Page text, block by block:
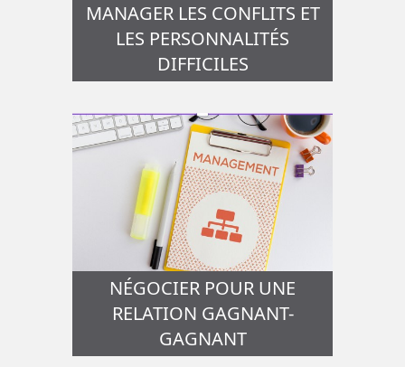
MANAGER LES CONFLITS ET
LES PERSONNALITÉS
DIFFICILES
NÉGOCIER POUR UNE
RELATION GAGNANT-
GAGNANT